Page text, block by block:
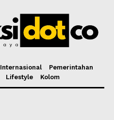
Internasional
Pemerintahan
Lifestyle Kolom